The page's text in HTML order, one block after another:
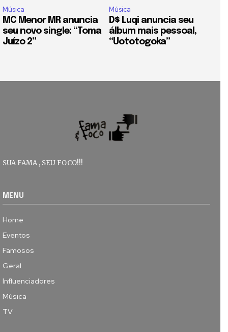
Música
MC Menor MR anuncia
seu novo single: “Toma
Juízo 2”
Música
D$ Luqi anuncia seu
álbum mais pessoal,
“Uototogoka”
SUA FAMA , SEU FOCO!!!
MENU
Home
Eventos
Famosos
Geral
Influenciadores
Música
TV